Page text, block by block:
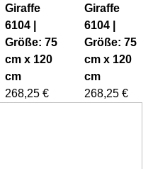
Giraffe
6104 |
Größe: 75
cm x 120
cm
268,25 €
Giraffe
6104 |
Größe: 75
cm x 120
cm
268,25 €